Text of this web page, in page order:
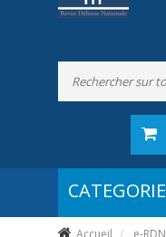
Accueil e-RDN